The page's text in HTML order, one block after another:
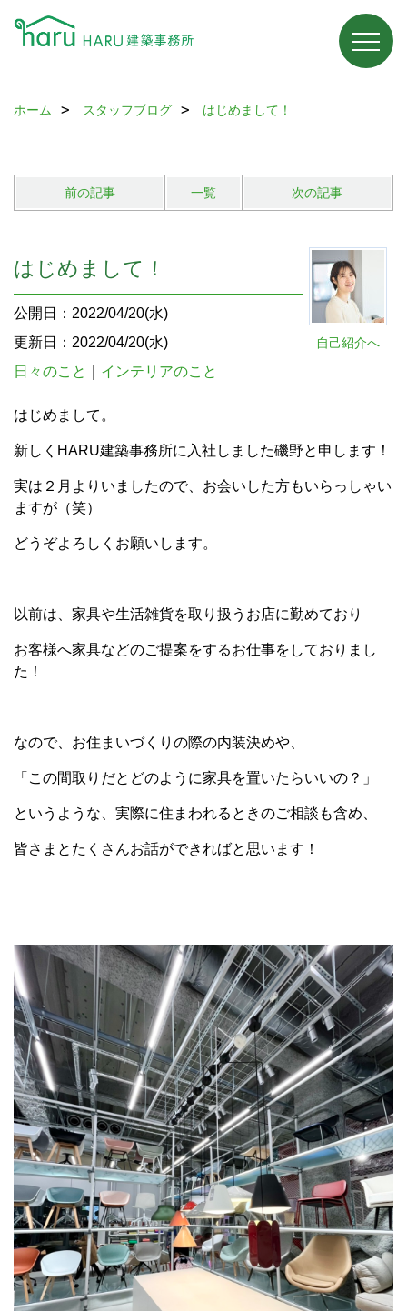
ホーム スタッフブログ はじめまして！
前の記事 一覧 次の記事
自己紹介へ
はじめまして！
公開日：2022/04/20(水)
更新日：2022/04/20(水)
日々のこと
インテリアのこと
はじめまして。
新しくHARU建築事務所に入社しました磯野と申します！
実は２月よりいましたので、お会いした方もいらっしゃい
ますが（笑）
どうぞよろしくお願いします。
以前は、家具や生活雑貨を取り扱うお店に勤めており
お客様へ家具などのご提案をするお仕事をしておりまし
た！
なので、お住まいづくりの際の内装決めや、
「この間取りだとどのように家具を置いたらいいの？」
というような、実際に住まわれるときのご相談も含め、
皆さまとたくさんお話ができればと思います！